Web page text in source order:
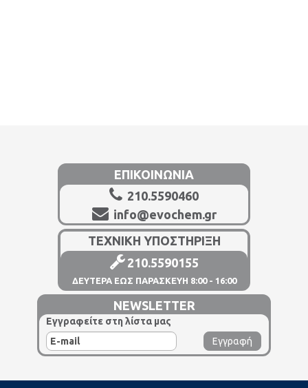
ΕΠΙΚΟΙΝΩΝΙΑ
210.5590460
info@evochem.gr
ΤΕΧΝΙΚΗ ΥΠΟΣΤΗΡΙΞΗ
210.5590155
ΔΕΥΤΕΡΑ ΕΩΣ ΠΑΡΑΣΚΕΥΗ 8:00 - 16:00
NEWSLETTER
Εγγραφείτε στη λίστα μας